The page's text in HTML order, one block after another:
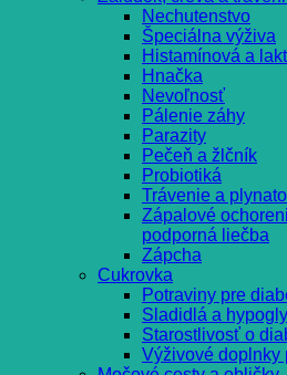
Nechutenstvo
Špeciálna výživa
Histamínová a
Hnačka
Nevoľnosť
Pálenie záhy
Parazity
Pečeň a žlčník
Probiotiká
Trávenie a
Zápalové
podporná liečba
Zápcha
Cukrovka
Potraviny pre
Sladidlá a
Starostlivosť o
Výživové doplnky